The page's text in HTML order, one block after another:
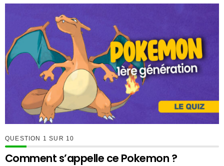
QUESTION SUR 10
Comment s’appelle ce Pokemon ?